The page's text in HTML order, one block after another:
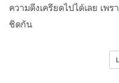
ความตึงเครียดไปได้เลย เพ
ชิดกัน